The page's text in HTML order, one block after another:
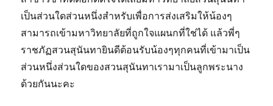
เป็นส่วนใดส่วนหนึ่งสำหรับเพื่อการส่งเสริมให้น้องๆ
สามารถเข้ามหาวิทยาลัยที่ถูกใจแผนกที่ใช่ได้ แล้วพี่ๆ
ราชภัฏสวนสุนันทายินดีต้อนรับน้องๆทุกคนที่เข้ามาเป็น
ส่วนหนึ่งส่วนใดของสวนสุนันทาเรามาเป็นลูกพระนาง
ด้วยกันนะคะ